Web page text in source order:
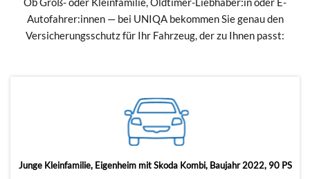
Autofahrer:innen — bei UNIQA bekommen Sie genau den
Versicherungsschutz für Ihr Fahrzeug, der zu Ihnen passt:
Junge Kleinfamilie, Eigenheim mit Skoda Kombi, Baujahr 2022, 90 PS